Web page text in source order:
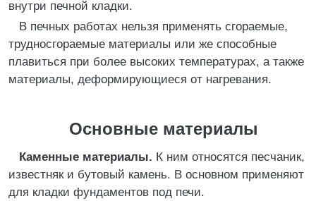
внутри печной кладки.
В печных работах нельзя применять сгораемые,
трудносгораемые материалы или же способные
плавиться при более высоких температурах, а также
материалы, деформирующиеся от нагревания.
Основные материалы
Каменные материалы. К ним относятся песчаник,
известняк и бутовый камень. В основном применяют
для кладки фундаментов под печи.